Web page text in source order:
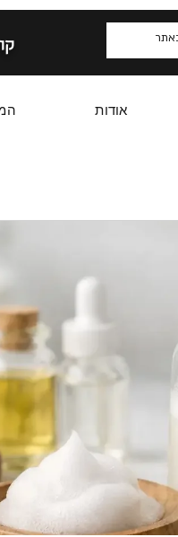
אודות